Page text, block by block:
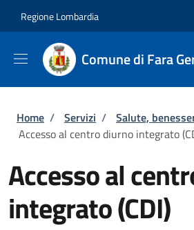
Regione Lombardia
Comune di Fara
Briciole di pane
Home / Servizi / Salute,
Accesso al centro diurno integrato
Accesso al
integrato (CDI)